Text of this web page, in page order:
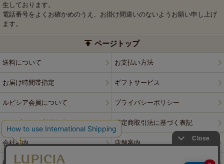
生しております。
電話番号をよくお確かめのうえ、お掛け間違いのないようお願い申し上げ
ます。
ページトップ
送料について お支払い方法
お届け時間帯指定 ギフトサービス
ルピシア会員について プライバシーポリシー
ウェブサイト利用規約 特定商取引法に基づく表記
会社案内 店舗案内